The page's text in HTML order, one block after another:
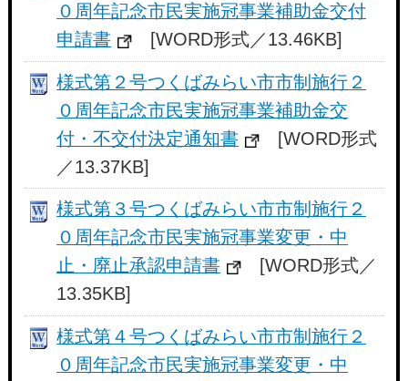
０周年記念市民実施冠事業補助金交付
申請書
[WORD形式／13.46KB]
様式第２号つくばみらい市市制施行２
０周年記念市民実施冠事業補助金交
付・不交付決定通知書
[WORD形式
／13.37KB]
様式第３号つくばみらい市市制施行２
０周年記念市民実施冠事業変更・中
止・廃止承認申請書
[WORD形式／
13.35KB]
様式第４号つくばみらい市市制施行２
０周年記念市民実施冠事業変更・中